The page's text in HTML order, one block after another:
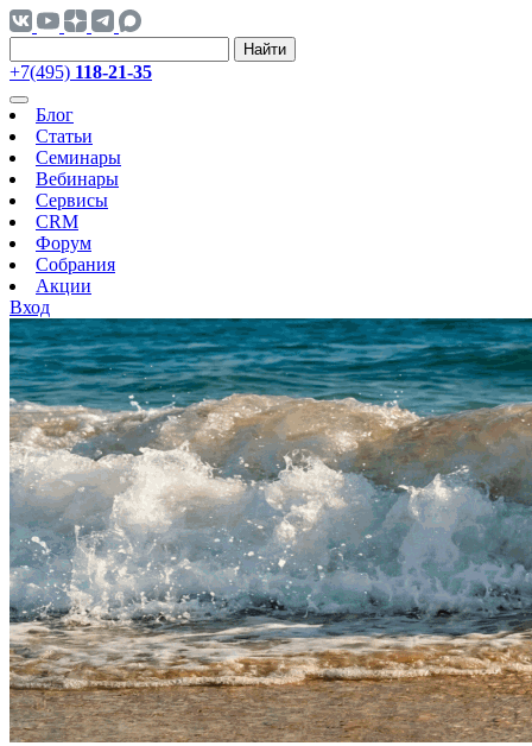
Найти
+7(495) 118-21-35
Блог
Статьи
Семинары
Вебинары
Сервисы
CRM
Форум
Собрания
Акции
Вход